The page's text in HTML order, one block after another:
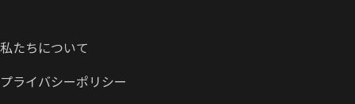
私たちについて
プライバシーポリシー